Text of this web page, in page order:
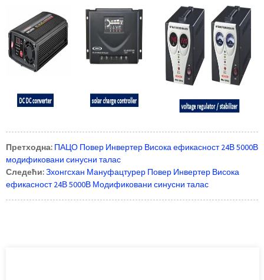
Претходна: ПАЦО Повер Инвертер Висока ефикасност 24В 5000В
модификовани синусни талас
Следећи:Зхонгсхан Мануфацтурер Повер Инвертер Висока
ефикасност 24В 5000В Модификовани синусни талас